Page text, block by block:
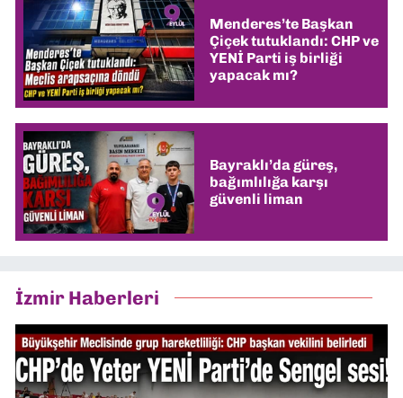
Menderes’te Başkan
Çiçek tutuklandı: CHP ve
YENİ Parti iş birliği
yapacak mı?
Bayraklı’da güreş,
bağımlılığa karşı
güvenli liman
İzmir Haberleri